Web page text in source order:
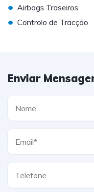
• Airbags Traseiros
• Controlo de Tracção
Enviar